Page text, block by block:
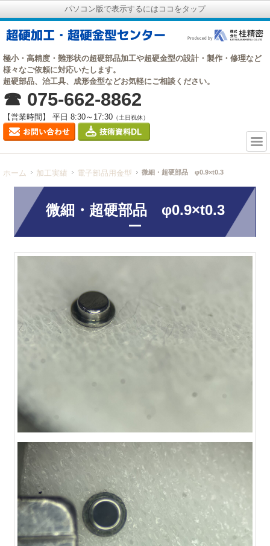
パソコン版で表示するにはココをタップ
極小・高精度・難形状の超硬部品加工や超硬金型の設計・製作・修理など
様々なご依頼に対応いたします。
超硬部品、治工具、成形金型などお気軽にご相談ください。
☎ 075-662-8862
【営業時間】 平日 8:30～17:30 （土日祝休）
ホーム 加工実績 電子部品用金型 微細・超硬部品 φ0.9×t0.3
微細・超硬部品 φ0.9×t0.3